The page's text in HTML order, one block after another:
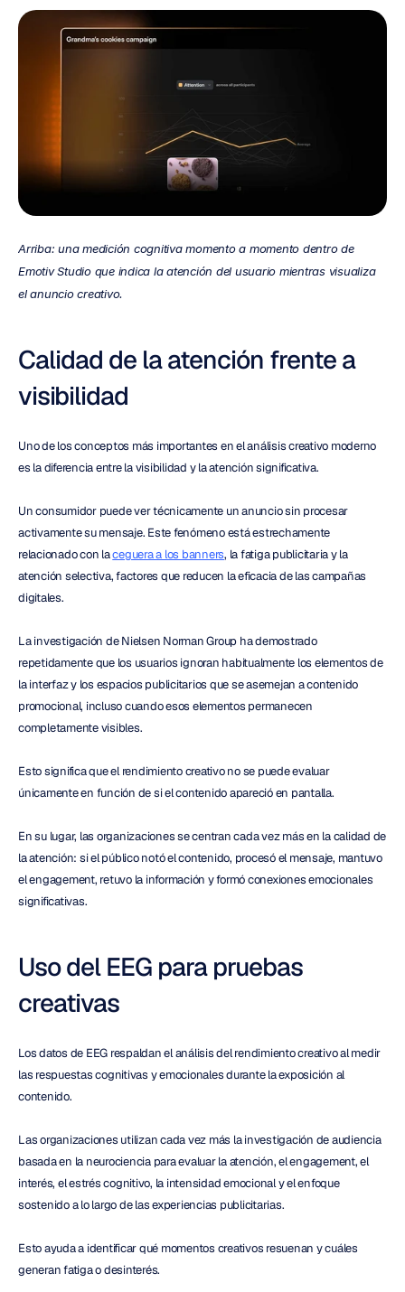
Arriba: una medición cognitiva momento a momento dentro de
Emotiv Studio que indica la atención del usuario mientras visualiza
el anuncio creativo.
Calidad de la atención frente a
visibilidad
Uno de los conceptos más importantes en el análisis creativo moderno
es la diferencia entre la visibilidad y la atención significativa.
Un consumidor puede ver técnicamente un anuncio sin procesar
activamente su mensaje. Este fenómeno está estrechamente
relacionado con la ceguera a los banners, la fatiga publicitaria y la
atención selectiva, factores que reducen la eficacia de las campañas
digitales.
La investigación de Nielsen Norman Group ha demostrado
repetidamente que los usuarios ignoran habitualmente los elementos de
la interfaz y los espacios publicitarios que se asemejan a contenido
promocional, incluso cuando esos elementos permanecen
completamente visibles.
Esto significa que el rendimiento creativo no se puede evaluar
únicamente en función de si el contenido apareció en pantalla.
En su lugar, las organizaciones se centran cada vez más en la calidad de
la atención: si el público notó el contenido, procesó el mensaje, mantuvo
el engagement, retuvo la información y formó conexiones emocionales
significativas.
Uso del EEG para pruebas
creativas
Los datos de EEG respaldan el análisis del rendimiento creativo al medir
las respuestas cognitivas y emocionales durante la exposición al
contenido.
Las organizaciones utilizan cada vez más la investigación de audiencia
basada en la neurociencia para evaluar la atención, el engagement, el
interés, el estrés cognitivo, la intensidad emocional y el enfoque
sostenido a lo largo de las experiencias publicitarias.
Esto ayuda a identificar qué momentos creativos resuenan y cuáles
generan fatiga o desinterés.